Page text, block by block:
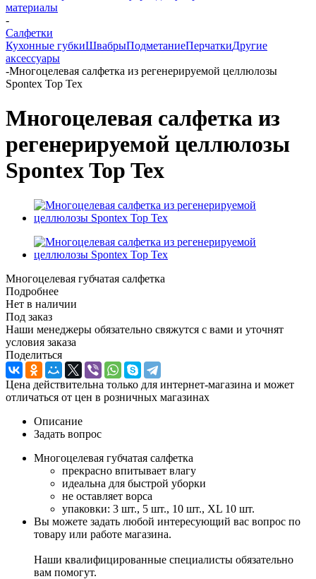
материалы
-
Салфетки
Кухонные губкиШвабрыПодметаниеПерчаткиДругие
аксессуары
-Многоцелевая салфетка из регенерируемой целлюлозы
Spontex Top Tex
Многоцелевая салфетка из
регенерируемой целлюлозы
Spontex Top Tex
Многоцелевая губчатая салфетка
Подробнее
Нет в наличии
Под заказ
Наши менеджеры обязательно свяжутся с вами и уточнят
условия заказа
Поделиться
Цена действительна только для интернет-магазина и может
отличаться от цен в розничных магазинах
Описание
Задать вопрос
Многоцелевая губчатая салфетка
прекрасно впитывает влагу
идеальна для быстрой уборки
не оставляет ворса
упаковки: 3 шт., 5 шт., 10 шт., XL 10 шт.
Вы можете задать любой интересующий вас вопрос по
товару или работе магазина.
Наши квалифицированные специалисты обязательно
вам помогут.